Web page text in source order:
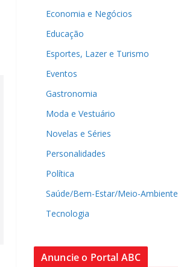
Economia e Negócios
Educação
Esportes, Lazer e Turismo
Eventos
Gastronomia
Moda e Vestuário
Novelas e Séries
Personalidades
Política
Saúde/Bem-Estar/Meio-Ambiente
Tecnologia
Anuncie o Portal ABC